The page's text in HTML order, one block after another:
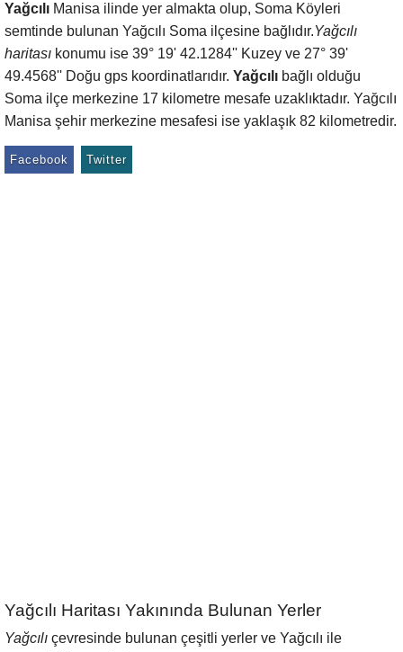
Yağcılı Manisa ilinde yer almakta olup, Soma Köyleri
semtinde bulunan Yağcılı Soma ilçesine bağlıdır.Yağcılı
haritası konumu ise 39° 19' 42.1284'' Kuzey ve 27° 39'
49.4568'' Doğu gps koordinatlarıdır. Yağcılı bağlı olduğu
Soma ilçe merkezine 17 kilometre mesafe uzaklıktadır. Yağcılı
Manisa şehir merkezine mesafesi ise yaklaşık 82 kilometredir.
Facebook Twitter
Yağcılı Haritası Yakınında Bulunan Yerler
Yağcılı çevresinde bulunan çeşitli yerler ve Yağcılı ile